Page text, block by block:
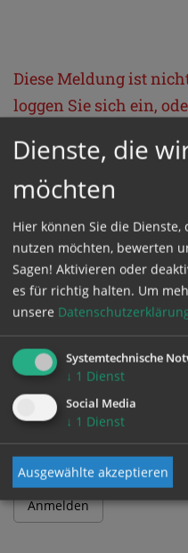
Diese Meldung ist
loggen Sie sich ein,
GESCHÜTZTER
Bitte melden Sie sich
und Passwort an.
Benutzername
Passwort
Dienste, die
möchten
Hier können Sie die
nutzen möchten, bewerten
Sagen! Aktivieren oder
es für richtig halten. Um
unsere
Systemtechnische
↓ 1 Dienst
Social Media
↓ 1 Dienst
Ausgewählte akzeptieren